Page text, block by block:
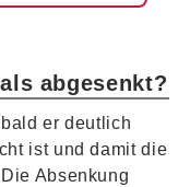
abgesenkt?
er deutlich
ist und damit die
Absenkung